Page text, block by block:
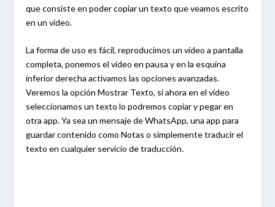
que consiste en poder copiar un texto que veamos escrito
en un vídeo.
La forma de uso es fácil, reproducimos un vídeo a pantalla
completa, ponemos el vídeo en pausa y en la esquina
inferior derecha activamos las opciones avanzadas.
Veremos la opción Mostrar Texto, si ahora en el vídeo
seleccionamos un texto lo podremos copiar y pegar en
otra app. Ya sea un mensaje de WhatsApp, una app para
guardar contenido como Notas o simplemente traducir el
texto en cualquier servicio de traducción.